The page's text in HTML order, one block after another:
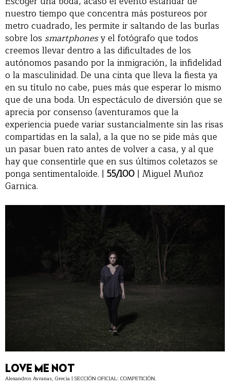
nuestro tiempo que concentra más postureos por
metro cuadrado, les permite ir saltando de las burlas
sobre los smartphonesy el fotógrafo que todos
creemos llevar dentro a las dificultades de los
autónomos pasando por la inmigración, la infidelidad
o la masculinidad. De una cinta que lleva la fiesta ya
en su título no cabe, pues más que esperar lo mismo
que de una boda. Un espectáculo de diversión que se
aprecia por consenso (aventuramos que la
experiencia puede variar sustancialmente sin las risas
compartidas en la sala), a la que no se pide más que
un pasar buen rato antes de volver a casa, y al que
hay que consentirle que en sus últimos coletazos se
ponga sentimentaloide. | 55/100 | Miguel Muñoz
Garnica.
LOVE ME NOT
Alexandros Avranas, Grecia | SECCIÓN OFICIAL: COMPETICIÓN.